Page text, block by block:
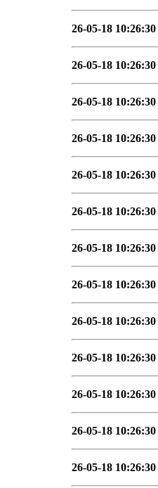
26-05-18 10:26:30
26-05-18 10:26:30
26-05-18 10:26:30
26-05-18 10:26:30
26-05-18 10:26:30
26-05-18 10:26:30
26-05-18 10:26:30
26-05-18 10:26:30
26-05-18 10:26:30
26-05-18 10:26:30
26-05-18 10:26:30
26-05-18 10:26:30
26-05-18 10:26:30